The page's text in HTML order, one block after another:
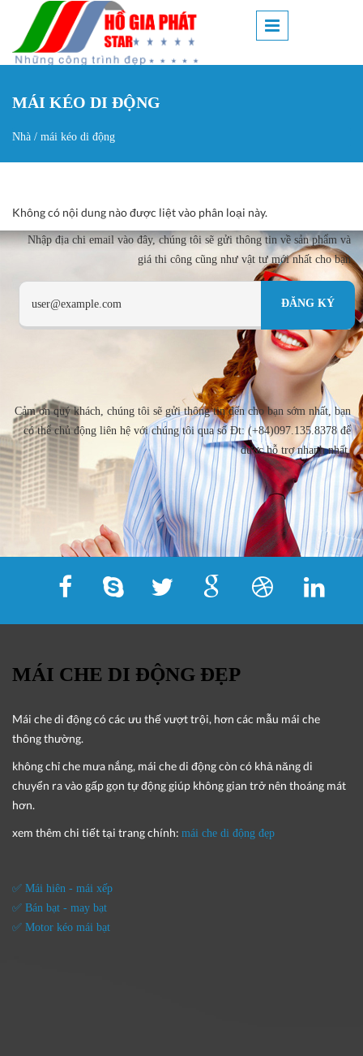
Nhảy đến nội dung
MÁI KÉO DI ĐỘNG
Nhà / mái kéo di động
Không có nội dung nào được liệt vào phân loại này.
Nhập địa chi email vào đây, chúng tôi sẽ gửi thông tin về sản phẩm và
giá thi công cũng như vật tư mới nhất cho bạn
Cảm ơn quý khách, chúng tôi sẽ gửi thông tin đến cho bạn sớm nhất, bạn
có thể chủ động liên hệ với chúng tôi qua số Đt: (+84)097.135.8378 để
được hỗ trợ nhanh nhất.
MÁI CHE DI ĐỘNG ĐẸP
Mái che di độngcó các ưu thế vượt trội, hơn các mẫu mái che
thông thường.
không chỉ che mưa nắng, mái che di động còn có khả năng di
chuyển ra vào gấp gọn tự động giúp không gian trở nên thoáng mát
hơn.
xem thêm chi tiết tại trang chính: mái che di động đẹp
✅ Mái hiên - mái xếp
✅ Bán bạt - may bạt
✅ Motor kéo mái bạt